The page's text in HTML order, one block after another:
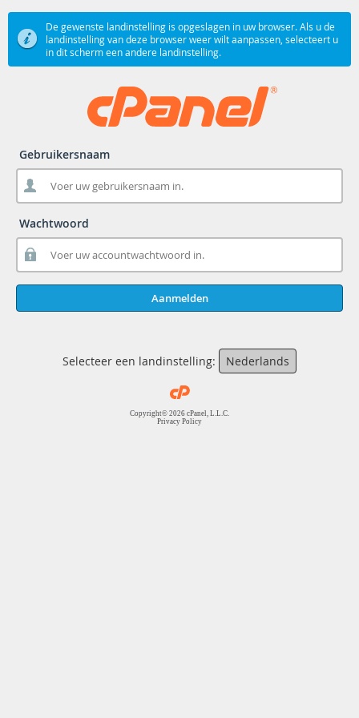
De gewenste landinstelling is opgeslagen in uw browser. Als u de
landinstelling van deze browser weer wilt aanpassen, selecteert u
in dit scherm een andere landinstelling.
Gebruikersnaam
Wachtwoord
Aanmelden
Selecteer een landinstelling: Nederlands
Copyright© 2026 cPanel, L.L.C.
Privacy Policy